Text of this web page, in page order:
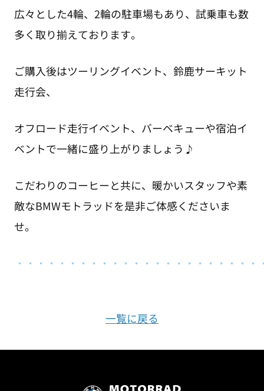
広々とした4輪、2輪の駐車場もあり、試乗車も数
多く取り揃えております。
ご購入後はツーリングイベント、鈴鹿サーキット
走行会、
オフロード走行イベント、バーベキューや宿泊イ
ベントで一緒に盛り上がりましょう♪
こだわりのコーヒーと共に、暖かいスタッフや素
敵なBMWモトラッドを是非ご体感くださいま
せ。
・ ・・・・・・・・・・・・・・・・・・・・・
一覧に戻る